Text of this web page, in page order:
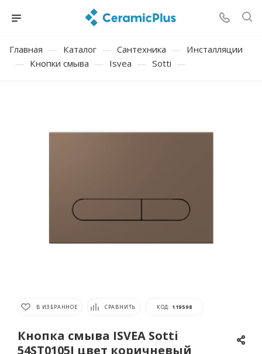
Главная — Каталог — Сантехника — Инсталляции
— Кнопки смыва — Isvea — Sotti —
В ИЗБРАННОЕ СРАВНИТЬ КОД: 119598
Кнопка смыва ISVEA Sotti
54ST0105I цвет коричневый